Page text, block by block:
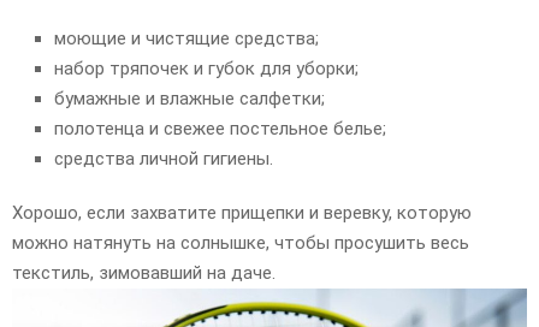
моющие и чистящие средства;
набор тряпочек и губок для уборки;
бумажные и влажные салфетки;
полотенца и свежее постельное белье;
средства личной гигиены.
Хорошо, если захватите прищепки и веревку, которую
можно натянуть на солнышке, чтобы просушить весь
текстиль, зимовавший на даче.